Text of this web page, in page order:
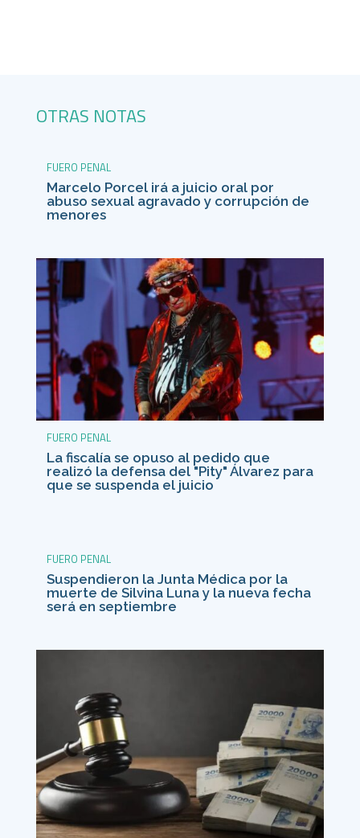
OTRAS NOTAS
FUERO PENAL
Marcelo Porcel irá a juicio oral por
abuso sexual agravado y corrupción de
menores
FUERO PENAL
La fiscalía se opuso al pedido que
realizó la defensa del "Pity" Álvarez para
que se suspenda el juicio
FUERO PENAL
Suspendieron la Junta Médica por la
muerte de Silvina Luna y la nueva fecha
será en septiembre